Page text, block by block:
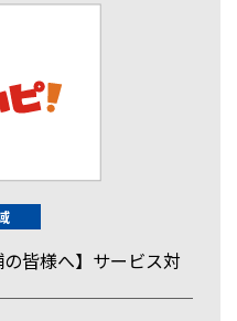
の皆様へ】サービス対